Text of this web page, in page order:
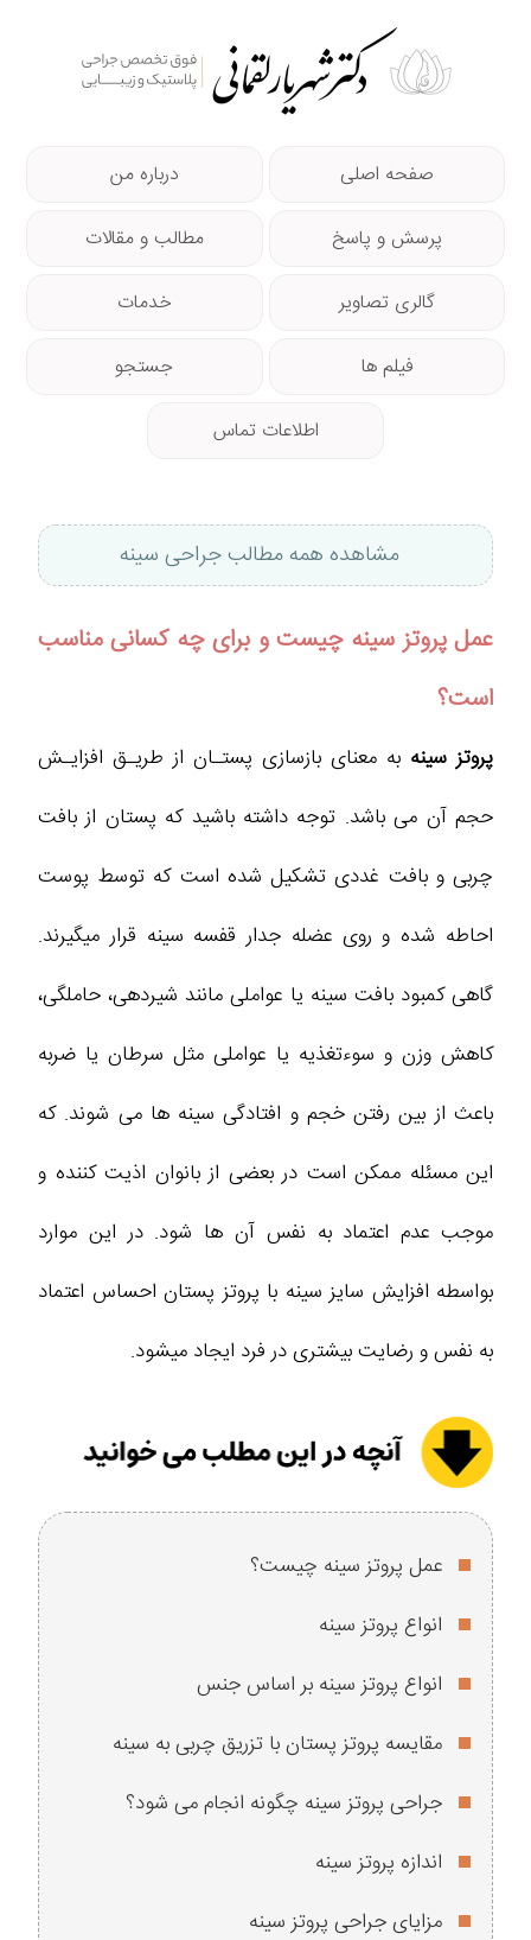
صفحه اصلی درباره من
پرسش و پاسخ مطالب و مقالات
گالری تصاویر خدمات
فیلم ها جستجو
اطلاعات تماس
مشاهده همه مطالب جراحی سینه
عمل پروتز سینه چیست و برای چه کسانی مناسب
است؟
پروتز سینه به ‌معنای بازسازی پستـان از طریـق افزایـش
حجم آن می باشد. توجه داشته باشید که پستان از بافت
چربی و بافت غددی تشکیل شده است که توسط پوست
احاطه شده و روی عضله جدار قفسه سینه قرار میگیرند.
گاهی کمبود بافت سینه یا عواملی مانند شیردهی، حاملگی،
کاهش وزن و سوءتغذیه یا عواملی مثل سرطان یا ضربه
باعث از بین رفتن خجم و افتادگی سینه ها می شوند. که
این مسئله ممکن است در بعضی از بانوان اذیت کننده و
موجب عدم اعتماد به نفس آن ها شود. در این موارد
بواسطه افزایش سایز سینه با پروتز پستان احساس اعتماد
به نفس و رضایت بیشتری در فرد ایجاد میشود.
عمل پروتز سینه چیست؟
انواع پروتز سینه
انواع پروتز سینه بر اساس جنس
مقایسه پروتز پستان با تزریق چربی به سینه
جراحی پروتز سینه چگونه انجام می شود؟
اندازه پروتز سینه
مزایای جراحی پروتز سینه